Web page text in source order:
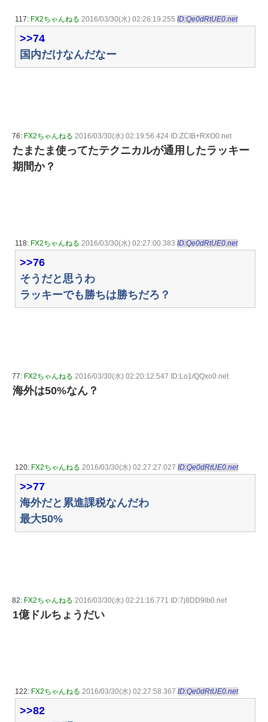
117: FX2ちゃんねる 2016/03/30(水) 02:26:19.255 ID:Qe0dRtUE0.net
>>74
国内だけなんだなー
76: FX2ちゃんねる 2016/03/30(水) 02:19:56.424 ID:ZCIB+RXO0.net
たまたま使ってたテクニカルが通用したラッキー
期間か？
118: FX2ちゃんねる 2016/03/30(水) 02:27:00.383 ID:Qe0dRtUE0.net
>>76
そうだと思うわ
ラッキーでも勝ちは勝ちだろ？
77: FX2ちゃんねる 2016/03/30(水) 02:20:12.547 ID:Lo1/QQxo0.net
海外は50%なん？
120: FX2ちゃんねる 2016/03/30(水) 02:27:27.027 ID:Qe0dRtUE0.net
>>77
海外だと累進課税なんだわ
最大50%
82: FX2ちゃんねる 2016/03/30(水) 02:21:16.771 ID:7j8DD9lb0.net
1億ドルちょうだい
122: FX2ちゃんねる 2016/03/30(水) 02:27:58.367 ID:Qe0dRtUE0.net
>>82